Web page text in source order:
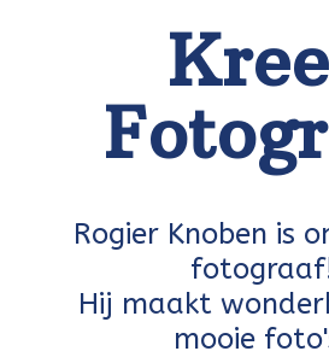
Rogier Knoben is
Hij maakt
mooie